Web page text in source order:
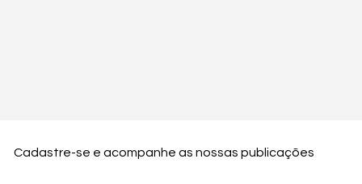
Cadastre-se e acompanhe as nossas publicações